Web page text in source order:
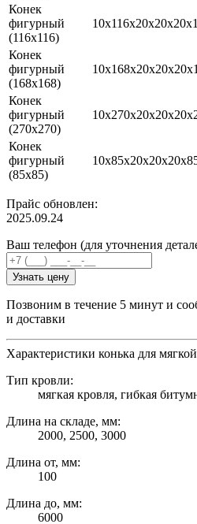
Конек
фигурный
(116х116)
Конек
фигурный
(168х168)
Конек
фигурный
(270х270)
Конек
фигурный
(85х85)
Прайс обновлен:
2025.09.24
Ваш телефон (для уточнения
Узнать цену
Позвоним в течение 5 минут и
и доставки
Характеристики конька для
Тип кровли:
мягкая кровля, гибкая
Длина на складе, мм:
2000, 2500, 3000
Длина от, мм:
100
Длина до, мм:
6000